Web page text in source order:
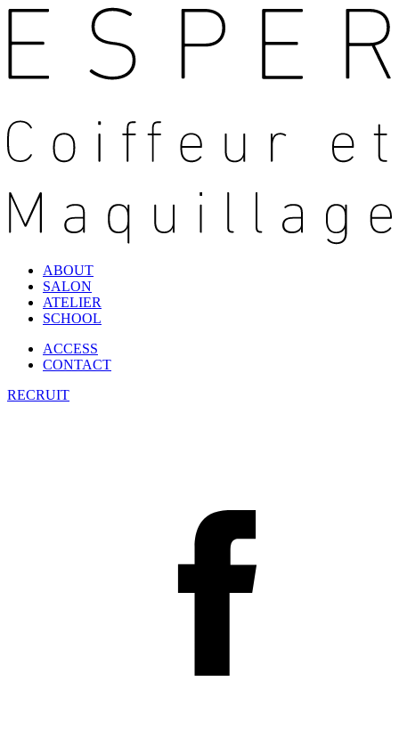
ABOUT
SALON
ATELIER
SCHOOL
ACCESS
CONTACT
RECRUIT